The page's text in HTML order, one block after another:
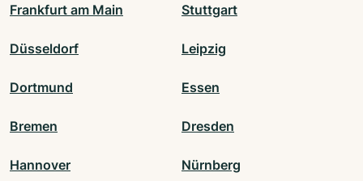
Frankfurt am Main Stuttgart
Düsseldorf Leipzig
Dortmund Essen
Bremen Dresden
Hannover Nürnberg